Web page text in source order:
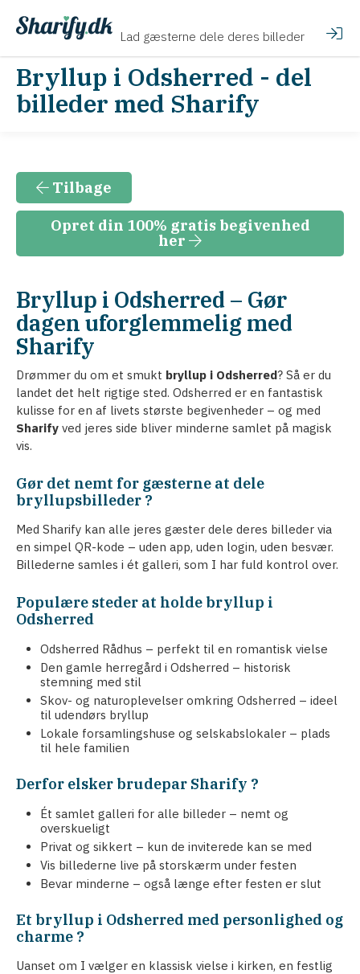
Lad gæsterne dele deres billeder
Bryllup i Odsherred - del
billeder med Sharify
Tilbage
Opret din 100% gratis begivenhed
her
Bryllup i Odsherred – Gør
dagen uforglemmelig med
Sharify
Drømmer du om et smukt bryllup i Odsherred? Så er du
landet det helt rigtige sted. Odsherred er en fantastisk
kulisse for en af livets største begivenheder – og med
Sharify ved jeres side bliver minderne samlet på magisk
vis.
Gør det nemt for gæsterne at dele
bryllupsbilleder ?
Med Sharify kan alle jeres gæster dele deres billeder via
en simpel QR-kode – uden app, uden login, uden besvær.
Billederne samles i ét galleri, som I har fuld kontrol over.
Populære steder at holde bryllup i
Odsherred
Odsherred Rådhus – perfekt til en romantisk vielse
Den gamle herregård i Odsherred – historisk
stemning med stil
Skov- og naturoplevelser omkring Odsherred – ideel
til udendørs bryllup
Lokale forsamlingshuse og selskabslokaler – plads
til hele familien
Derfor elsker brudepar Sharify ?
Ét samlet galleri for alle billeder – nemt og
overskueligt
Privat og sikkert – kun de inviterede kan se med
Vis billederne live på storskærm under festen
Bevar minderne – også længe efter festen er slut
Et bryllup i Odsherred med personlighed og
charme ?
Uanset om I vælger en klassisk vielse i kirken, en festlig